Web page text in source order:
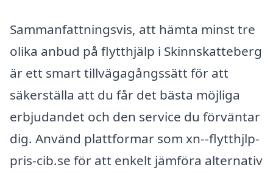
Sammanfattningsvis, att hämta minst tre
olika anbud på flytthjälp i Skinnskatteberg
är ett smart tillvägagångssätt för att
säkerställa att du får det bästa möjliga
erbjudandet och den service du förväntar
dig. Använd plattformar som xn--flytthjlp-
pris-cib.se för att enkelt jämföra alternativ